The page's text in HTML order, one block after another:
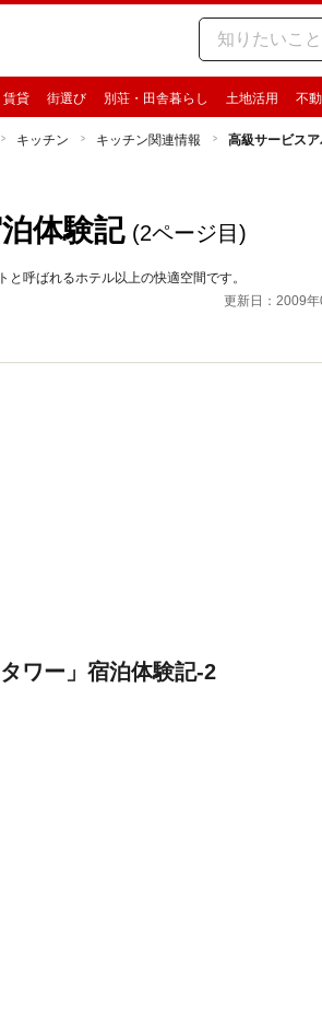
賃貸 街選び 別荘・田舎暮らし 土地活用 不
キッチン キッチン関連情報 高級サービス
体験記 (2ページ目)
呼ばれるホテル以上の快適空間です。
更新日：2009年
ワー」宿泊体験記-2